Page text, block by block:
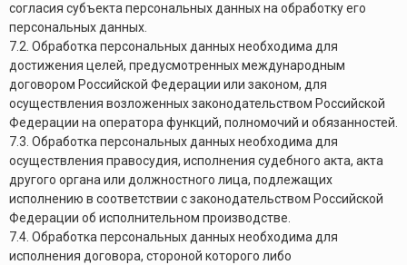
согласия субъекта персональных данных на обработку его
персональных данных.
7.2. Обработка персональных данных необходима для
достижения целей, предусмотренных международным
договором Российской Федерации или законом, для
осуществления возложенных законодательством Российской
Федерации на оператора функций, полномочий и обязанностей.
7.3. Обработка персональных данных необходима для
осуществления правосудия, исполнения судебного акта, акта
другого органа или должностного лица, подлежащих
исполнению в соответствии с законодательством Российской
Федерации об исполнительном производстве.
7.4. Обработка персональных данных необходима для
исполнения договора, стороной которого либо